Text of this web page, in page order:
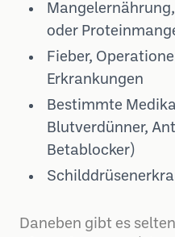
oder
Fieber,
Erkrankungen
Bestimmte
Blutverdünner,
Betablocker)
Daneben gibt es